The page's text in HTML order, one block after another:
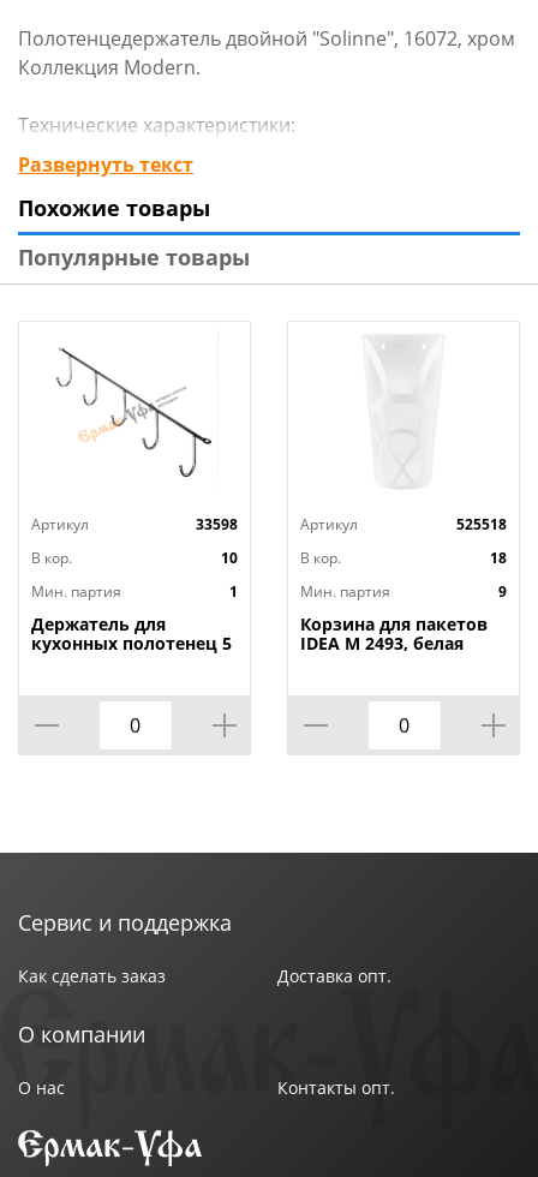
Полотенцедержатель двойной "Solinne", 16072, хром
Коллекция Modern.
Технические характеристики:
Габаритные размеры (мм)(ШхГхВ): 620х105х130
Вес нетто (кг): 0,360
Материал : нержавеющая сталь
Крепление: настенное, дюбель
В комплекте: крепеж
Развернуть текст
Похожие товары
Популярные товары
Артикул
33598
В кор.
10
Мин. партия
1
Держатель для
кухонных полотенец 5
Артикул
525518
В кор.
18
Мин. партия
9
Корзина для пакетов
IDEA М 2493, белая
Сервис и поддержка
Как сделать заказ Доставка опт.
О компании
О нас Контакты опт.